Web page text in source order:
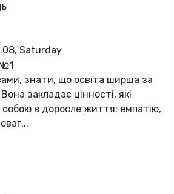
Saturday
знати, що освіта ширша за
закладає цінності, які
в доросле життя: емпатію,